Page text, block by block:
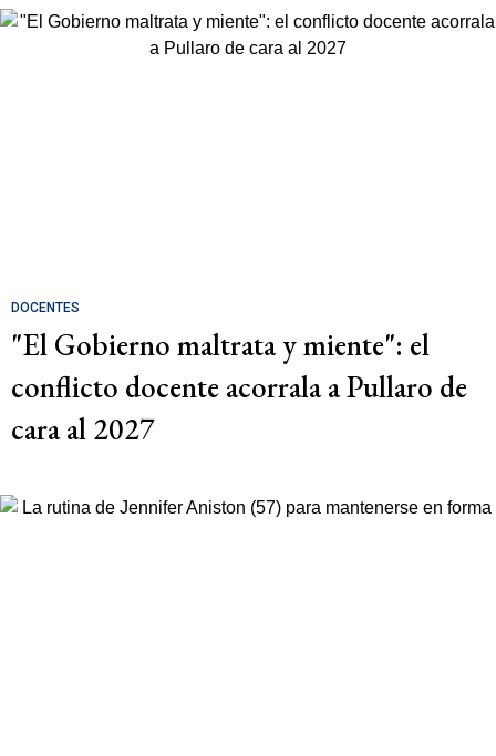
DOCENTES
"El Gobierno maltrata y miente": el
conflicto docente acorrala a Pullaro de
cara al 2027